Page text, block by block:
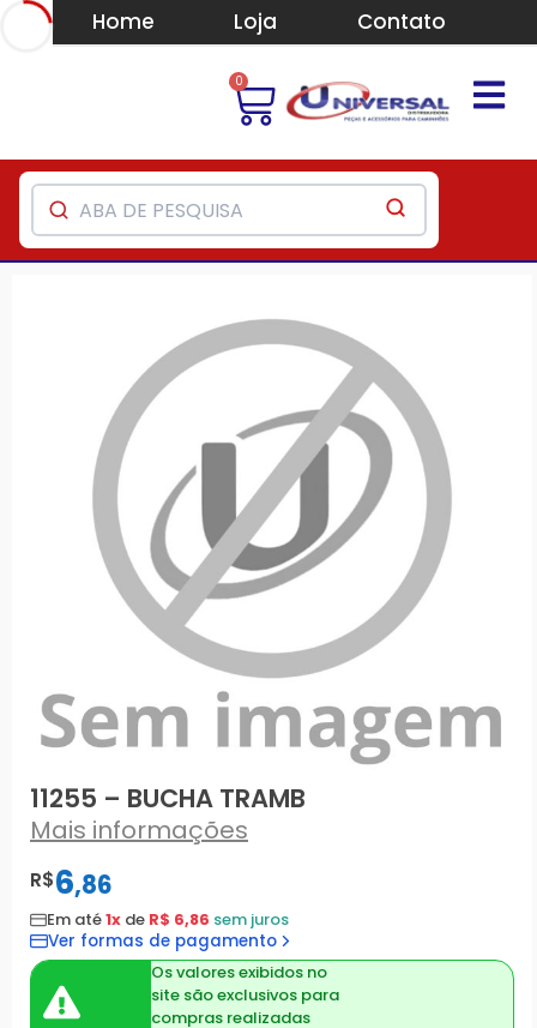
Home Loja Contato
0
11255 – BUCHA TRAMB
Mais informações
R$6,86
Em até1x de R$ 6,86 sem juros
Ver formas de pagamento
Os valores exibidos no
site são exclusivos para
compras realizadas